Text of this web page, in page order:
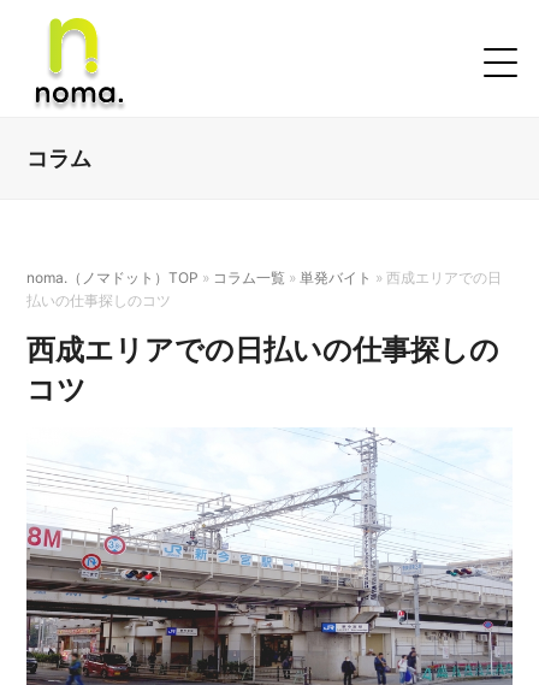
コラム
noma.（ノマドット）TOP » コラム一覧 » 単発バイト »西成エリアでの日
払いの仕事探しのコツ
西成エリアでの日払いの仕事探しの
コツ